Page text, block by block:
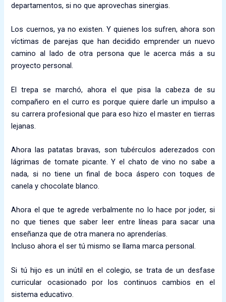
departamentos, si no que aprovechas sinergias.
Los cuernos, ya no existen. Y quienes los sufren, ahora son
víctimas de parejas que han decidido emprender un nuevo
camino al lado de otra persona que le acerca más a su
proyecto personal.
El trepa se marchó, ahora el que pisa la cabeza de su
compañero en el curro es porque quiere darle un impulso a
su carrera profesional que para eso hizo el master en tierras
lejanas.
Ahora las patatas bravas, son tubérculos aderezados con
lágrimas de tomate picante. Y el chato de vino no sabe a
nada, si no tiene un final de boca áspero con toques de
canela y chocolate blanco.
Ahora el que te agrede verbalmente no lo hace por joder, si
no que tienes que saber leer entre líneas para sacar una
enseñanza que de otra manera no aprenderías.
Incluso ahora el ser tú mismo se llama marca personal.
Si tú hijo es un inútil en el colegio, se trata de un desfase
curricular ocasionado por los continuos cambios en el
sistema educativo.